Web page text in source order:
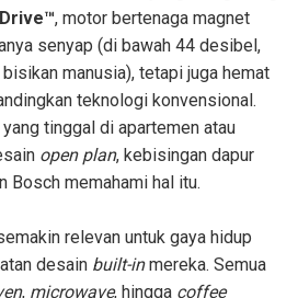
, motor bertenaga magnet
senyap (di bawah 44 desibel,
manusia), tetapi juga hemat
teknologi konvensional.
tinggal di apartemen atau
open plan, kebisingan dapur
Bosch memahami hal itu.
relevan untuk gaya hidup
desain built-inmereka. Semua
, microwave, hingga coffee